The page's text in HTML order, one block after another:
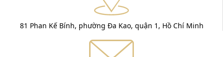
81 Phan Kế Bính, phường Đa Kao, quận 1, Hồ Chí Minh